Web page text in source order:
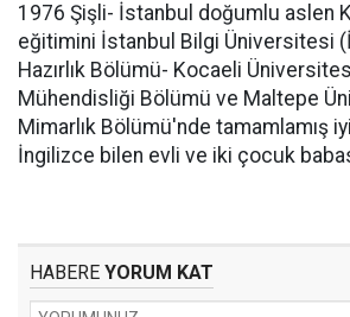
1976 Şişli- İstanbul doğumlu aslen
eğitimini İstanbul Bilgi Üniversitesi
Hazırlık Bölümü- Kocaeli
Mühendisliği Bölümü ve Maltepe
Mimarlık Bölümü'nde tamamlamış
İngilizce bilen evli ve iki çocuk
HABERE YORUM KAT